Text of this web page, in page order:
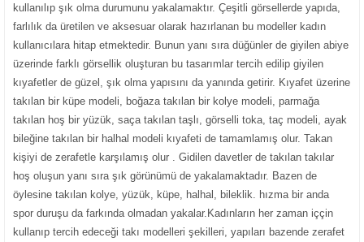
kullanılıp şık olma durumunu yakalamaktır. Çeşitli görsellerde yapıda,
farlılık da üretilen ve aksesuar olarak hazırlanan bu modeller kadın
kullanıcılara hitap etmektedir. Bunun yanı sıra düğünler de giyilen abiye
üzerinde farklı görsellik oluşturan bu tasarımlar tercih edilip giyilen
kıyafetler de güzel, şık olma yapısını da yanında getirir. Kıyafet üzerine
takılan bir küpe modeli, boğaza takılan bir kolye modeli, parmağa
takılan hoş bir yüzük, saça takılan taşlı, görselli toka, taç modeli, ayak
bileğine takılan bir halhal modeli kıyafeti de tamamlamış olur. Takan
kişiyi de zerafetle karşılamış olur . Gidilen davetler de takılan takılar
hoş oluşun yanı sıra şık görünümü de yakalamaktadır. Bazen de
öylesine takılan kolye, yüzük, küpe, halhal, bileklik. hızma bir anda
spor duruşu da farkında olmadan yakalar.Kadınların her zaman iççin
kullanıp tercih edeceği takı modelleri şekilleri, yapıları bazende zerafet